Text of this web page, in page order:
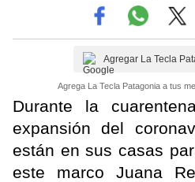
Agregar La Tecla
Agrega La Tecla Patagonia a tus
Durante la
expansión del
están en sus casas
este marco Juana